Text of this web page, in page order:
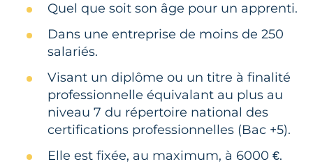
Quel que soit son âge pour un apprenti.
Dans une entreprise de moins de 250
salariés.
Visant un diplôme ou un titre à finalité
professionnelle équivalant au plus au
niveau 7 du répertoire national des
certifications professionnelles (Bac +5).
Elle est fixée, au maximum, à 6000 €.